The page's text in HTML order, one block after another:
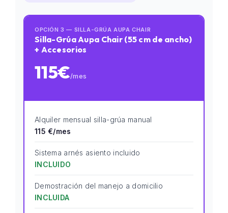
OPCIÓN 3 — SILLA-GRÚA AUPA CHAIR
Silla-Grúa Aupa Chair (55 cm de ancho)
+ Accesorios
115€/mes
Alquiler mensual silla-grúa manual
115 €/mes
Sistema arnés asiento incluido
INCLUIDO
Demostración del manejo a domicilio
INCLUIDA